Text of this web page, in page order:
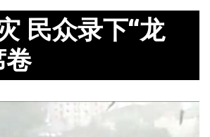
民众录下“龙
卷